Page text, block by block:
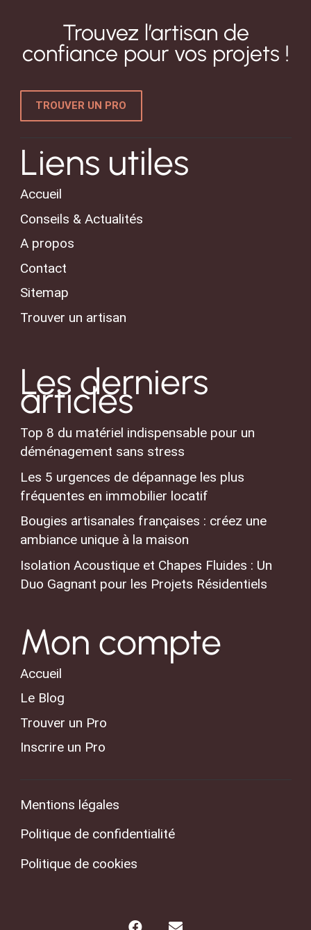
Trouvez l’artisan de
confiance pour vos projets !
TROUVER UN PRO
Liens utiles
Accueil
Conseils & Actualités
A propos
Contact
Sitemap
Trouver un artisan
Les derniers
articles
Top 8 du matériel indispensable pour un
déménagement sans stress
Les 5 urgences de dépannage les plus
fréquentes en immobilier locatif
Bougies artisanales françaises : créez une
ambiance unique à la maison
Isolation Acoustique et Chapes Fluides : Un
Duo Gagnant pour les Projets Résidentiels
Mon compte
Accueil
Le Blog
Trouver un Pro
Inscrire un Pro
Mentions légales
Politique de confidentialité
Politique de cookies